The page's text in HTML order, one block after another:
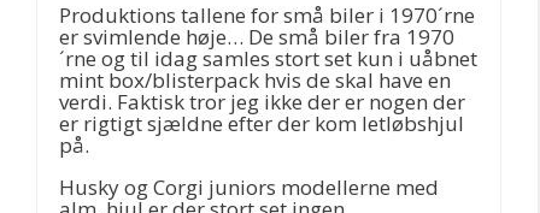
Produktions tallene for små biler i 1970´rne
er svimlende høje… De små biler fra 1970
´rne og til idag samles stort set kun i uåbnet
mint box/blisterpack hvis de skal have en
verdi. Faktisk tror jeg ikke der er nogen der
er rigtigt sjældne efter der kom letløbshjul
på.
Husky og Corgi juniors modellerne med